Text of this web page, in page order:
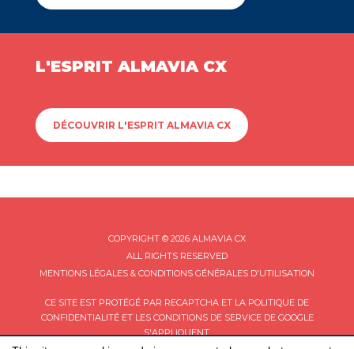
L'ESPRIT ALMAVIA CX
DÉCOUVRIR L'ESPRIT ALMAVIA CX
COPYRIGHT © 2026 ALMAVIA CX
ALL RIGHTS RESERVED
MENTIONS LÉGALES & CONDITIONS GÉNÉRALES D'UTILISATION
CE SITE EST PROTÉGÉ PAR RECAPTCHA ET LA POLITIQUE DE
CONFIDENTIALITÉET LES CONDITIONS DE SERVICEDE GOOGLE
S'APPLIQUENT.